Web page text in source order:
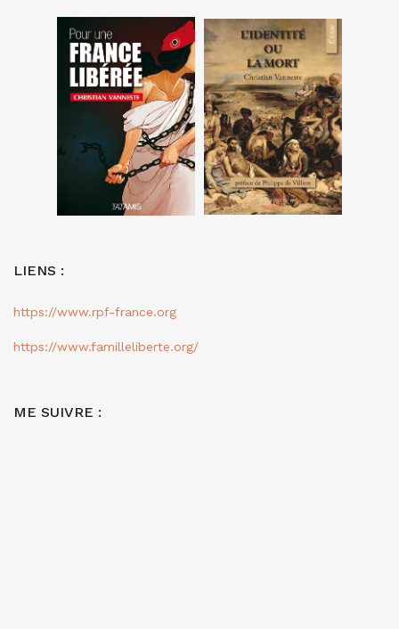
LIENS :
https://www.rpf-france.org
https://www.familleliberte.org/
ME SUIVRE :